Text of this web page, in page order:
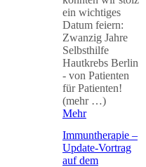
ein wichtiges
Datum feiern:
Zwanzig Jahre
Selbsthilfe
Hautkrebs Berlin
- von Patienten
für Patienten!
(mehr …)
Mehr
Immuntherapie –
Update-Vortrag
auf dem